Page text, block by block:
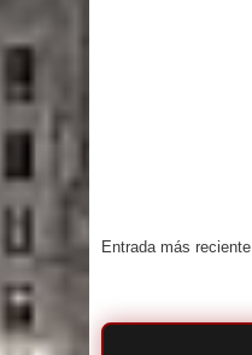
Entrada más reciente